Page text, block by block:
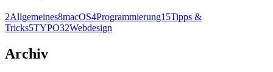
2Allgemeines8macOS4Programmierung15Tipps &
Tricks5TYPO32Webdesign
Archiv